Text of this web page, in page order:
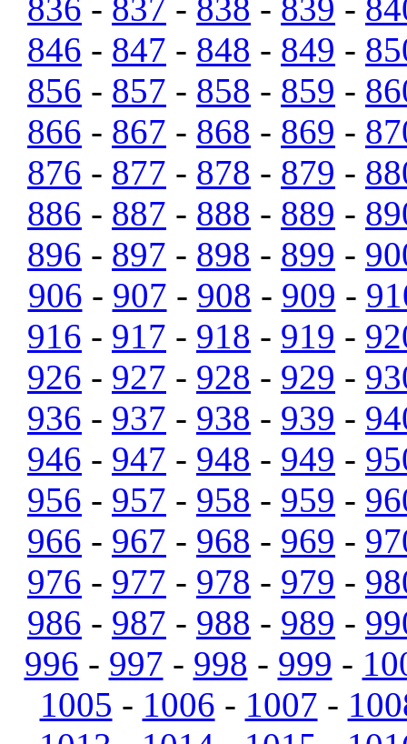
836 - 837 - 838 - 839 -
846 - 847 - 848 - 849 -
856 - 857 - 858 - 859 -
866 - 867 - 868 - 869 -
876 - 877 - 878 - 879 -
886 - 887 - 888 - 889 -
896 - 897 - 898 - 899 -
906 - 907 - 908 - 909 -
916 - 917 - 918 - 919 -
926 - 927 - 928 - 929 -
936 - 937 - 938 - 939 -
946 - 947 - 948 - 949 -
956 - 957 - 958 - 959 -
966 - 967 - 968 - 969 -
976 - 977 - 978 - 979 -
986 - 987 - 988 - 989 -
996 - 997 - 998 - 999 -
1005 - 1006 - 1007 -